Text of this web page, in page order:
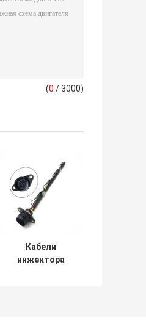
(0 / 3000)
Кабели
инжектора